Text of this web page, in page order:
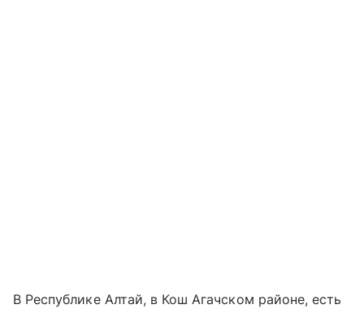
В Республике Алтай, в Кош Агачском районе, есть